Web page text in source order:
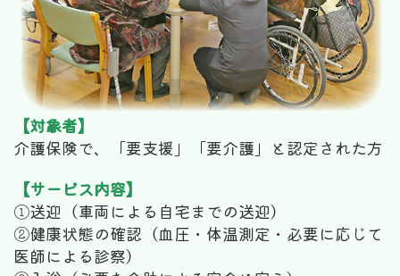
【対象者】
介護保険で、「要支援」「要介護」と認定された方
【サービス内容】
①送迎（車両による自宅までの送迎）
②健康状態の確認（血圧・体温測定・必要に応じて
医師による診察）